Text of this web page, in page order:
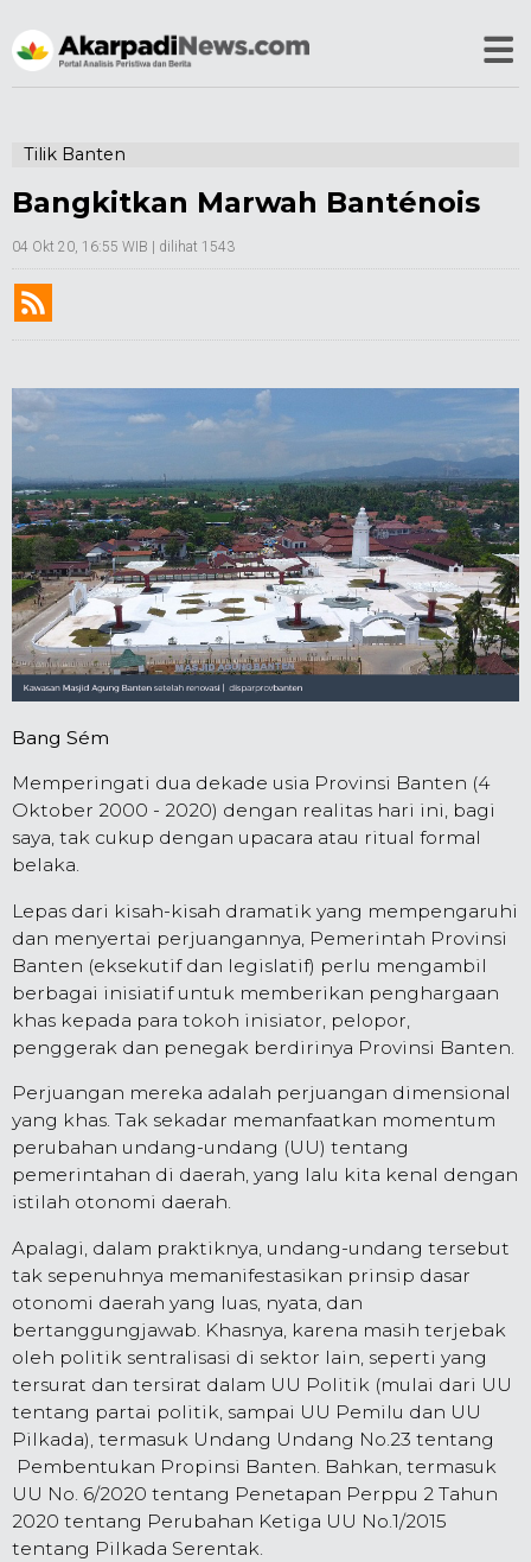
Tilik Banten
Bangkitkan Marwah Banténois
04 Okt 20, 16:55 WIB | dilihat 1543
Bang Sém
Memperingati dua dekade usia Provinsi Banten (4
Oktober 2000 - 2020) dengan realitas hari ini, bagi
saya, tak cukup dengan upacara atau ritual formal
belaka.
Lepas dari kisah-kisah dramatik yang mempengaruhi
dan menyertai perjuangannya, Pemerintah Provinsi
Banten (eksekutif dan legislatif) perlu mengambil
berbagai inisiatif untuk memberikan penghargaan
khas kepada para tokoh inisiator, pelopor,
penggerak dan penegak berdirinya Provinsi Banten.
Perjuangan mereka adalah perjuangan dimensional
yang khas. Tak sekadar memanfaatkan momentum
perubahan undang-undang (UU) tentang
pemerintahan di daerah, yang lalu kita kenal dengan
istilah otonomi daerah.
Apalagi, dalam praktiknya, undang-undang tersebut
tak sepenuhnya memanifestasikan prinsip dasar
otonomi daerah yang luas, nyata, dan
bertanggungjawab. Khasnya, karena masih terjebak
oleh politik sentralisasi di sektor lain, seperti yang
tersurat dan tersirat dalam UU Politik (mulai dari UU
tentang partai politik, sampai UU Pemilu dan UU
Pilkada), termasuk Undang Undang No.23 tentang
Pembentukan Propinsi Banten. Bahkan, termasuk
UU No. 6/2020 tentang Penetapan Perppu 2 Tahun
2020 tentang Perubahan Ketiga UU No.1/2015
tentang Pilkada Serentak.